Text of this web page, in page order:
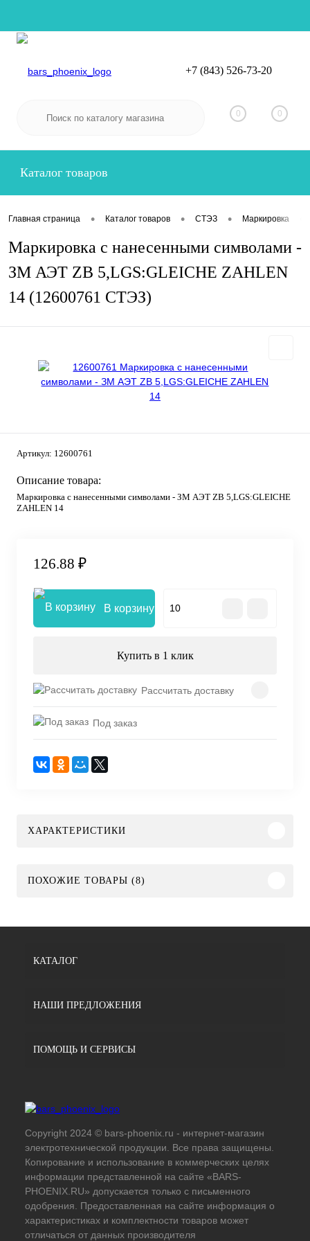
Вход
+7 (843) 526-73-20
0 0
Каталог товаров
Главная страница • Каталог товаров • СТЭЗ • Маркировка
Маркировка с нанесенными символами -
ЗМ АЭТ ZB 5,LGS:GLEICHE ZAHLEN
14 (12600761 СТЭЗ)
Артикул: 12600761
Описание товара:
Маркировка с нанесенными символами - ЗМ АЭТ ZB 5,LGS:GLEICHE
ZAHLEN 14
126.88 ₽
В корзину
Купить в 1 клик
Рассчитать доставку
Под заказ
ХАРАКТЕРИСТИКИ
ПОХОЖИЕ ТОВАРЫ (8)
КАТАЛОГ
НАШИ ПРЕДЛОЖЕНИЯ
ПОМОЩЬ И СЕРВИСЫ
Copyright 2024 © bars-phoenix.ru - интернет-магазин
электротехнической продукции. Все права защищены.
Копирование и использование в коммерческих целях
информации представленной на сайте «BARS-
PHOENIX.RU» допускается только с письменного
одобрения. Предоставленная на сайте информация о
характеристиках и комплектности товаров может
отличаться от данных производителя